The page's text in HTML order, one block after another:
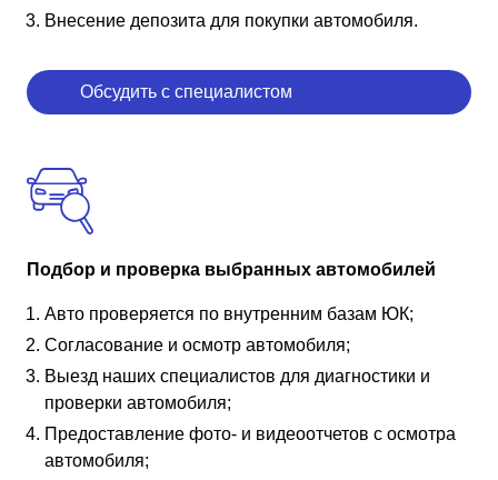
Внесение депозита для покупки автомобиля.
Обсудить с специалистом
Подбор и проверка выбранных автомобилей
Авто проверяется по внутренним базам ЮК;
Согласование и осмотр автомобиля;
Выезд наших специалистов для диагностики и
проверки автомобиля;
Предоставление фото- и видеоотчетов с осмотра
автомобиля;